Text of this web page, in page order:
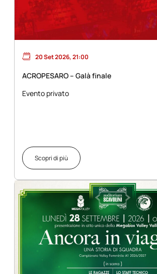
20 Set 2026, 21:00
ACROPESARO – Galà finale
Evento privato
Scopri di più